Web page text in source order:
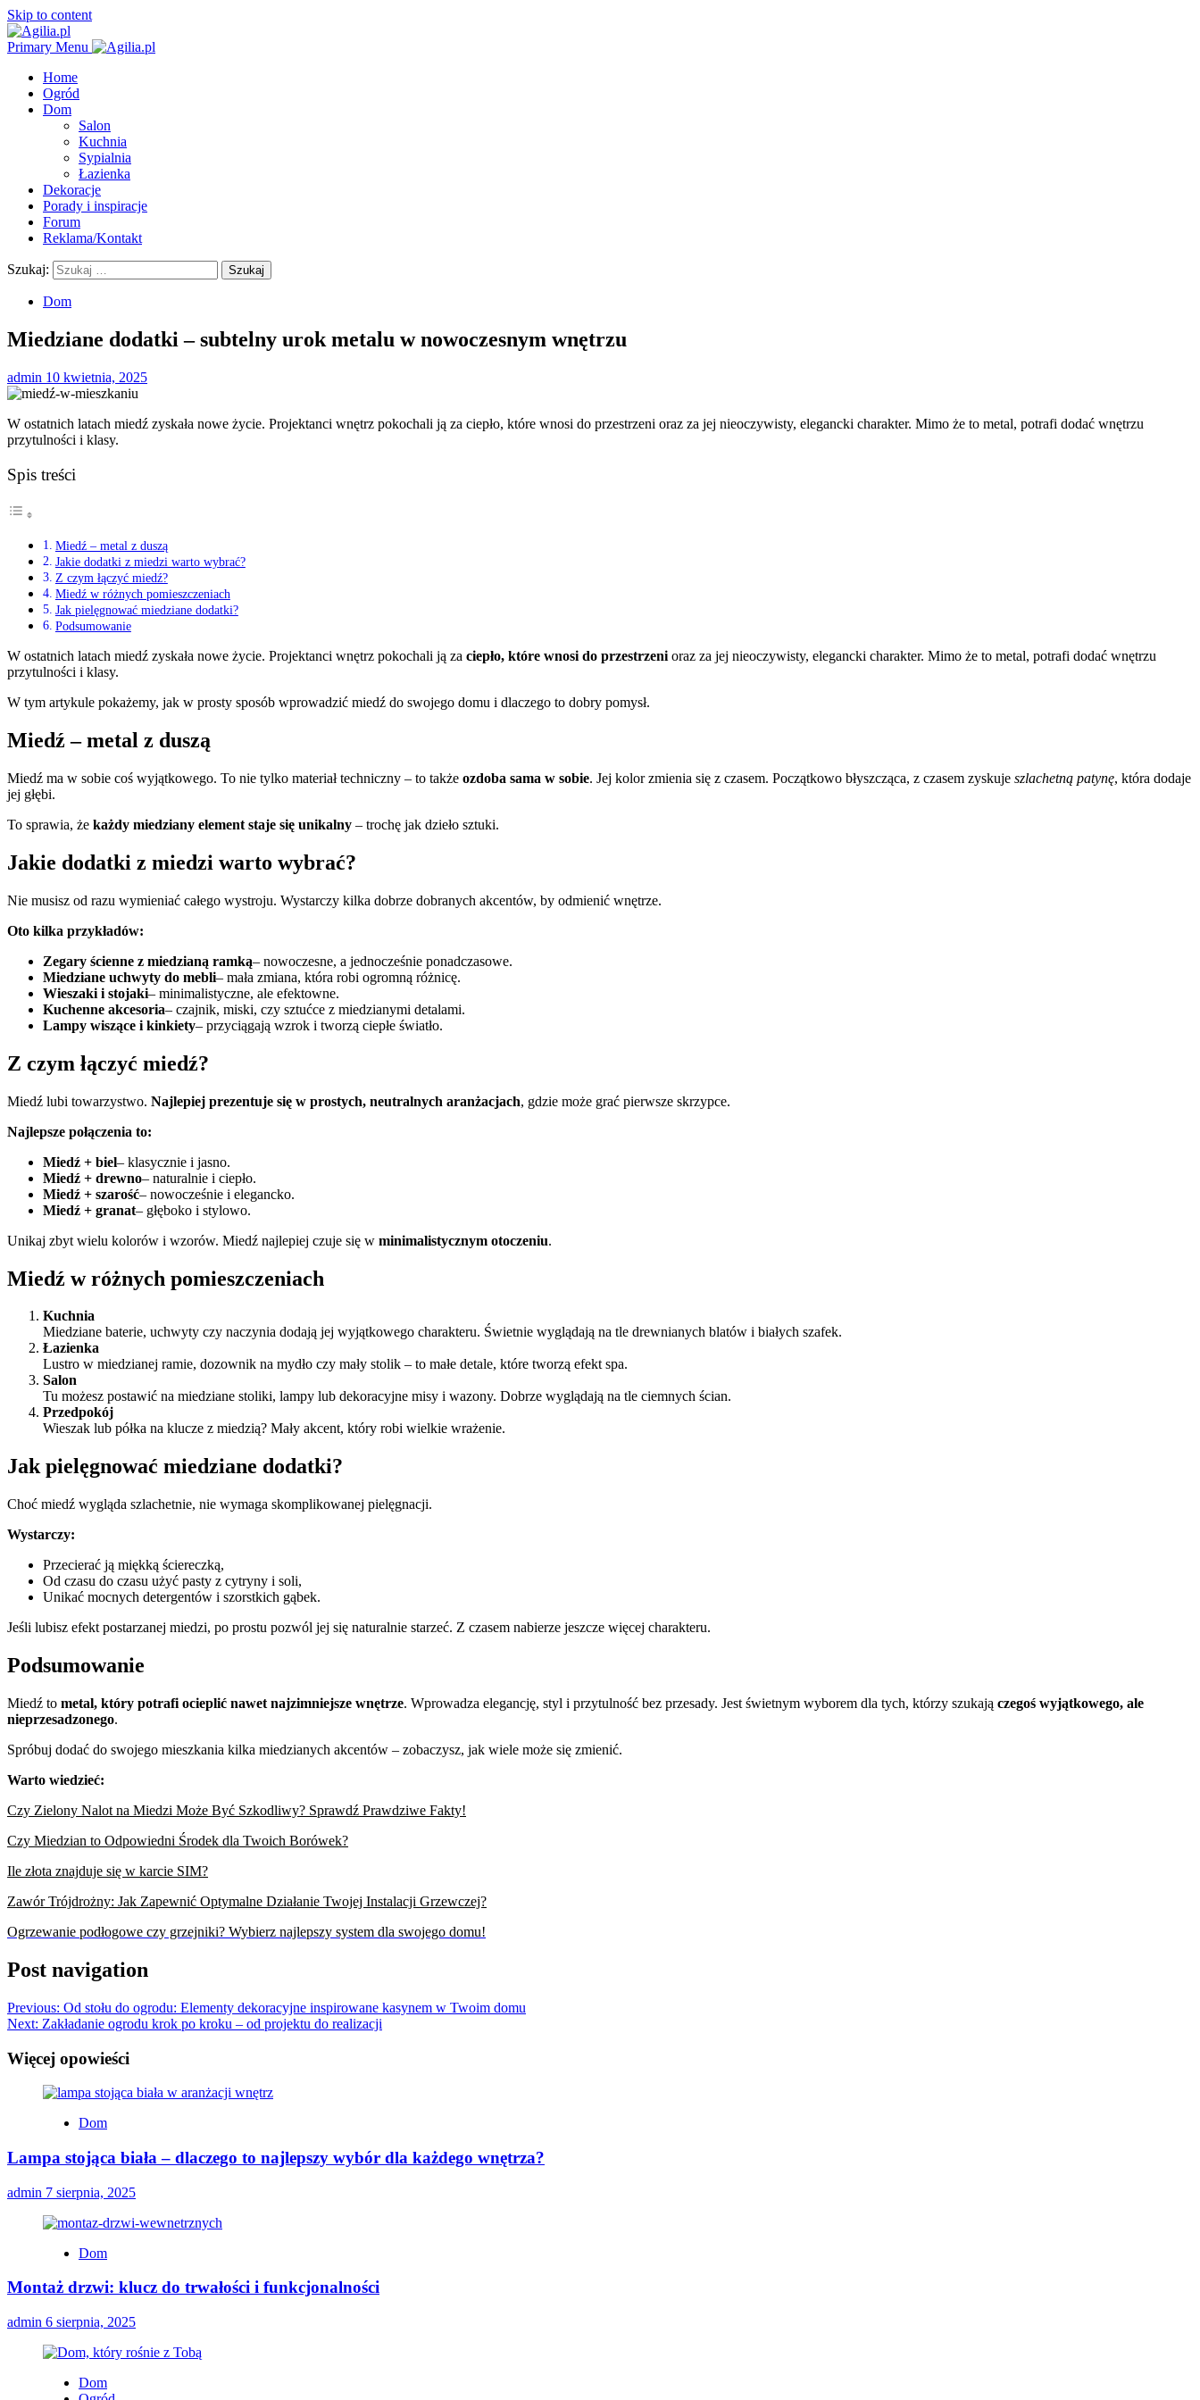
Skip to content
Primary Menu
Home
Ogród
Dom
Salon
Kuchnia
Sypialnia
Łazienka
Dekoracje
Porady i inspiracje
Forum
Reklama/Kontakt
Szukaj:
Dom
Miedziane dodatki – subtelny urok metalu w nowoczesnym wnętrzu
admin 10 kwietnia, 2025
W ostatnich latach miedź zyskała nowe życie. Projektanci wnętrz pokochali ją za ciepło, które wnosi do przestrzeni oraz za jej nieoczywisty, elegancki charakter. Mimo że to metal, potrafi dodać wnętrzu
przytulności i klasy.
Spis treści
Miedź – metal z duszą
Jakie dodatki z miedzi warto wybrać?
Z czym łączyć miedź?
Miedź w różnych pomieszczeniach
Jak pielęgnować miedziane dodatki?
Podsumowanie
W ostatnich latach miedź zyskała nowe życie. Projektanci wnętrz pokochali ją za ciepło, które wnosi do przestrzeni oraz za jej nieoczywisty, elegancki charakter. Mimo że to metal, potrafi dodać wnętrzu
przytulności i klasy.
W tym artykule pokażemy, jak w prosty sposób wprowadzić miedź do swojego domu i dlaczego to dobry pomysł.
Miedź – metal z duszą
Miedź ma w sobie coś wyjątkowego. To nie tylko materiał techniczny – to także ozdoba sama w sobie. Jej kolor zmienia się z czasem. Początkowo błyszcząca, z czasem zyskuje szlachetną patynę, która dodaje
jej głębi.
To sprawia, że każdy miedziany element staje się unikalny – trochę jak dzieło sztuki.
Jakie dodatki z miedzi warto wybrać?
Nie musisz od razu wymieniać całego wystroju. Wystarczy kilka dobrze dobranych akcentów, by odmienić wnętrze.
Oto kilka przykładów:
Zegary ścienne z miedzianą ramką– nowoczesne, a jednocześnie ponadczasowe.
Miedziane uchwyty do mebli– mała zmiana, która robi ogromną różnicę.
Wieszaki i stojaki– minimalistyczne, ale efektowne.
Kuchenne akcesoria– czajnik, miski, czy sztućce z miedzianymi detalami.
Lampy wiszące i kinkiety– przyciągają wzrok i tworzą ciepłe światło.
Z czym łączyć miedź?
Miedź lubi towarzystwo. Najlepiej prezentuje się w prostych, neutralnych aranżacjach, gdzie może grać pierwsze skrzypce.
Najlepsze połączenia to:
Miedź + biel– klasycznie i jasno.
Miedź + drewno– naturalnie i ciepło.
Miedź + szarość– nowocześnie i elegancko.
Miedź + granat– głęboko i stylowo.
Unikaj zbyt wielu kolorów i wzorów. Miedź najlepiej czuje się w minimalistycznym otoczeniu.
Miedź w różnych pomieszczeniach
Kuchnia
Miedziane baterie, uchwyty czy naczynia dodają jej wyjątkowego charakteru. Świetnie wyglądają na tle drewnianych blatów i białych szafek.
Łazienka
Lustro w miedzianej ramie, dozownik na mydło czy mały stolik – to małe detale, które tworzą efekt spa.
Salon
Tu możesz postawić na miedziane stoliki, lampy lub dekoracyjne misy i wazony. Dobrze wyglądają na tle ciemnych ścian.
Przedpokój
Wieszak lub półka na klucze z miedzią? Mały akcent, który robi wielkie wrażenie.
Jak pielęgnować miedziane dodatki?
Choć miedź wygląda szlachetnie, nie wymaga skomplikowanej pielęgnacji.
Wystarczy:
Przecierać ją miękką ściereczką,
Od czasu do czasu użyć pasty z cytryny i soli,
Unikać mocnych detergentów i szorstkich gąbek.
Jeśli lubisz efekt postarzanej miedzi, po prostu pozwól jej się naturalnie starzeć. Z czasem nabierze jeszcze więcej charakteru.
Podsumowanie
Miedź to metal, który potrafi ocieplić nawet najzimniejsze wnętrze. Wprowadza elegancję, styl i przytulność bez przesady. Jest świetnym wyborem dla tych, którzy szukają czegoś wyjątkowego, ale
nieprzesadzonego.
Spróbuj dodać do swojego mieszkania kilka miedzianych akcentów – zobaczysz, jak wiele może się zmienić.
Warto wiedzieć:
Czy Zielony Nalot na Miedzi Może Być Szkodliwy? Sprawdź Prawdziwe Fakty!
Czy Miedzian to Odpowiedni Środek dla Twoich Borówek?
Ile złota znajduje się w karcie SIM?
Zawór Trójdrożny: Jak Zapewnić Optymalne Działanie Twojej Instalacji Grzewczej?
Ogrzewanie podłogowe czy grzejniki? Wybierz najlepszy system dla swojego domu!
Post navigation
Previous: Od stołu do ogrodu: Elementy dekoracyjne inspirowane kasynem w Twoim domu
Next: Zakładanie ogrodu krok po kroku – od projektu do realizacji
Więcej opowieści
Dom
Lampa stojąca biała – dlaczego to najlepszy wybór dla każdego wnętrza?
admin 7 sierpnia, 2025
Dom
Montaż drzwi: klucz do trwałości i funkcjonalności
admin 6 sierpnia, 2025
Dom